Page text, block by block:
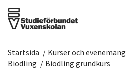
Det här gör vi
Startsida / Kurser och evenemang
Biodling / Biodling grundkurs